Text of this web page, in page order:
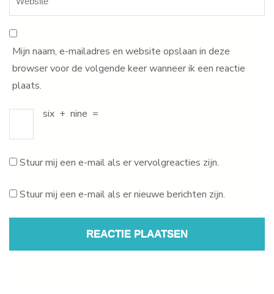
Mijn naam, e-mailadres en website opslaan in deze
browser voor de volgende keer wanneer ik een reactie
plaats.
six + nine =
Stuur mij een e-mail als er vervolgreacties zijn.
Stuur mij een e-mail als er nieuwe berichten zijn.